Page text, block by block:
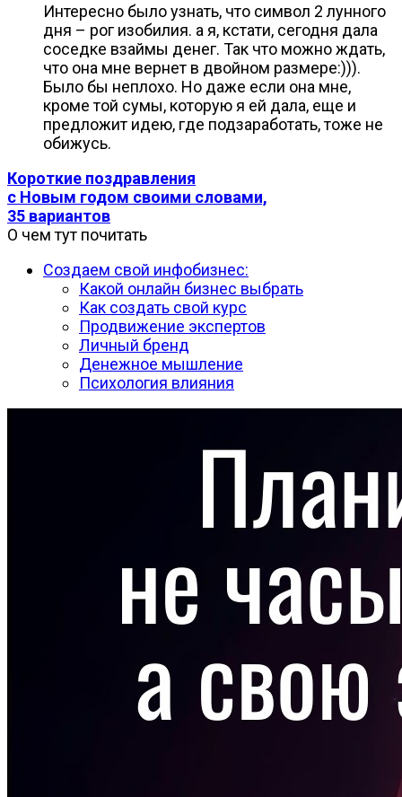
Интересно было узнать, что символ 2 лунного
дня – рог изобилия. а я, кстати, сегодня дала
соседке взаймы денег. Так что можно ждать,
что она мне вернет в двойном размере:))).
Было бы неплохо. Но даже если она мне,
кроме той сумы, которую я ей дала, еще и
предложит идею, где подзаработать, тоже не
обижусь.
Короткие поздравления
с Новым годом своими словами,
35 вариантов
О чем тут почитать
Создаем свой инфобизнес:
Какой онлайн бизнес выбрать
Как создать свой курс
Продвижение экспертов
Личный бренд
Денежное мышление
Психология влияния